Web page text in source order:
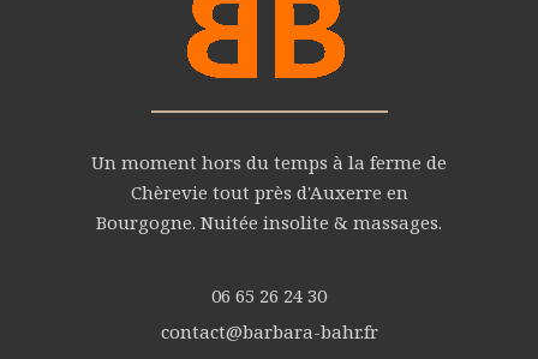
Un moment hors du temps à la ferme de
Chèrevie tout près d'Auxerre en
Bourgogne. Nuitée insolite & massages.
06 65 26 24 30
contact@barbara-bahr.fr